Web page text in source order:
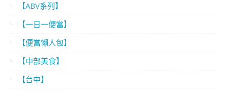
【ABV系列】
【一日一便當】
【便當懶人包】
【中部美食】
【台中】